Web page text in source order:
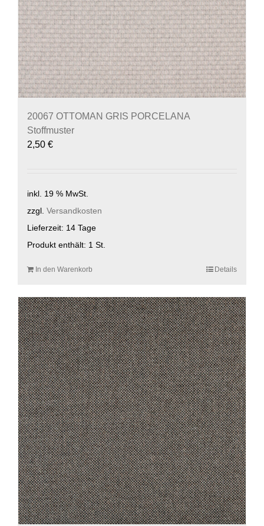
20067 OTTOMAN GRIS PORCELANA
Stoffmuster
2,50 €
inkl. 19 % MwSt.
zzgl. Versandkosten
Lieferzeit: 14 Tage
Produkt enthält: 1 St.
In den Warenkorb Details